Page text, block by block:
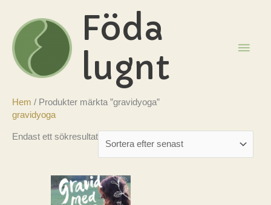
innehåll
Föda
lugnt
Hem / Produkter märkta ”gravidyoga”
gravidyoga
Endast ett sökresultat